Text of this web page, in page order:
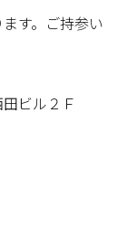
す。ご持参い
ビル２Ｆ